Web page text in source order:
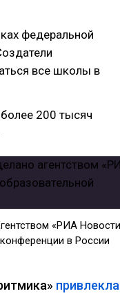
федеральной
все школы в
200 тысяч
«РИА
в России
привлекла